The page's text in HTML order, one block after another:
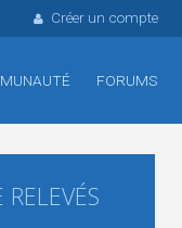
Créer un compte
FORUMS
RELEVÉS